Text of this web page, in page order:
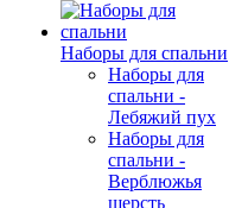
Наборы для спальни
Наборы для
спальни -
Лебяжий пух
Наборы для
спальни -
Верблюжья
шерсть